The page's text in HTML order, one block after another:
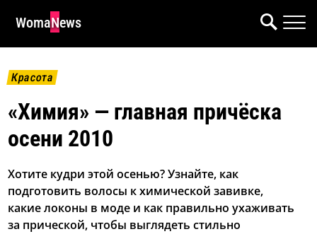
WomaNews
Красота
«Химия» — главная причёска
осени 2010
Хотите кудри этой осенью? Узнайте, как
подготовить волосы к химической завивке,
какие локоны в моде и как правильно ухаживать
за прической, чтобы выглядеть стильно